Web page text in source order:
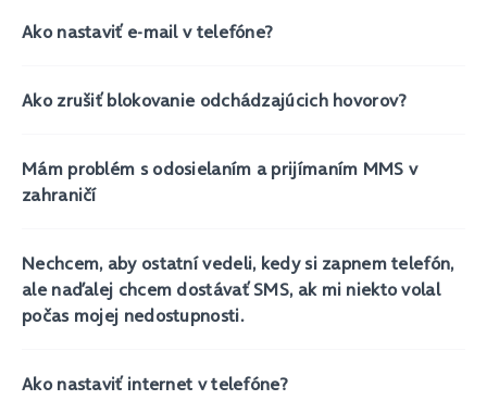
Ako nastaviť e-mail v telefóne?
Ako zrušiť blokovanie odchádzajúcich hovorov?
Mám problém s odosielaním a prijímaním MMS v
zahraničí
Nechcem, aby ostatní vedeli, kedy si zapnem telefón,
ale naďalej chcem dostávať SMS, ak mi niekto volal
počas mojej nedostupnosti.
Ako nastaviť internet v telefóne?